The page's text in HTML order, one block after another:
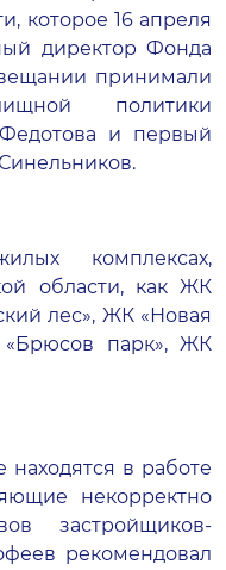
которое 16 апреля
директор Фонда
принимали
политики
и первый
комплексах,
области, как ЖК
лес», ЖК «Новая
парк», ЖК
в работе
некорректно
застройщиков-
рекомендовал